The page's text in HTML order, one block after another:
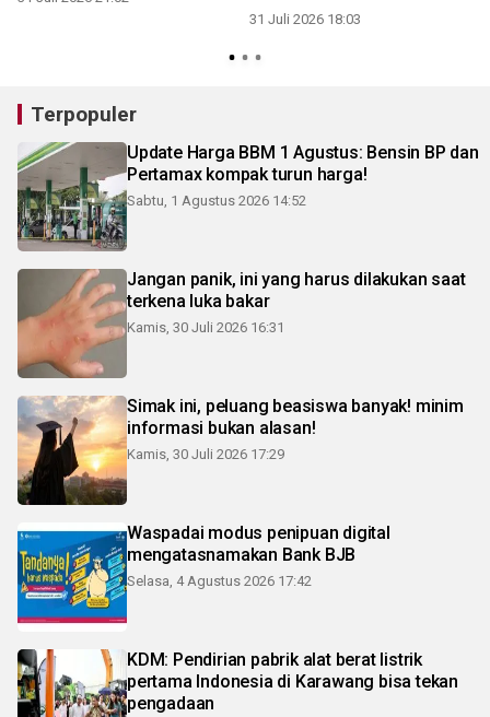
31 Juli 2026 18:03
Terpopuler
Update Harga BBM 1 Agustus: Bensin BP dan
Pertamax kompak turun harga!
Sabtu, 1 Agustus 2026 14:52
Jangan panik, ini yang harus dilakukan saat
terkena luka bakar
Kamis, 30 Juli 2026 16:31
Simak ini, peluang beasiswa banyak! minim
informasi bukan alasan!
Kamis, 30 Juli 2026 17:29
Waspadai modus penipuan digital
mengatasnamakan Bank BJB
Selasa, 4 Agustus 2026 17:42
KDM: Pendirian pabrik alat berat listrik
pertama Indonesia di Karawang bisa tekan
pengadaan